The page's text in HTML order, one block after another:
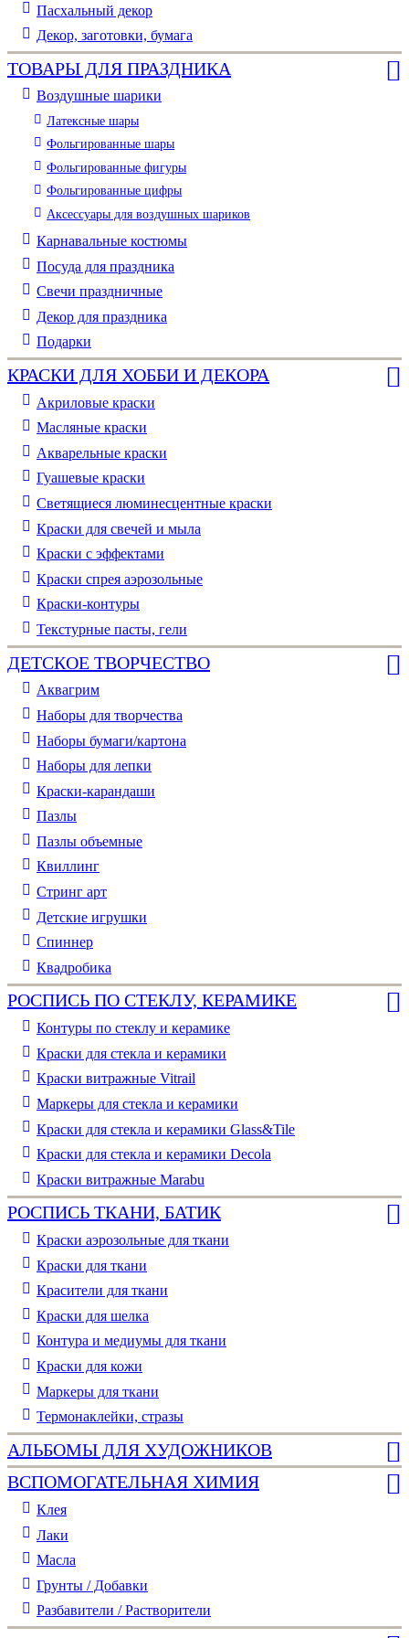
Пасхальный декор
Декор, заготовки, бумага
ТОВАРЫ ДЛЯ ПРАЗДНИКА
Воздушные шарики
Латексные шары
Фольгированные шары
Фольгированные фигуры
Фольгированные цифры
Аксессуары для воздушных шариков
Карнавальные костюмы
Посуда для праздника
Свечи праздничные
Декор для праздника
Подарки
КРАСКИ ДЛЯ ХОББИ И ДЕКОРА
Акриловые краски
Масляные краски
Акварельные краски
Гуашевые краски
Светящиеся люминесцентные краски
Краски для свечей и мыла
Краски с эффектами
Краски спрея аэрозольные
Краски-контуры
Текстурные пасты, гели
ДЕТСКОЕ ТВОРЧЕСТВО
Аквагрим
Наборы для творчества
Наборы бумаги/картона
Наборы для лепки
Краски-карандаши
Пазлы
Пазлы объемные
Квиллинг
Стринг арт
Детские игрушки
Спиннер
Квадробика
РОСПИСЬ ПО СТЕКЛУ, КЕРАМИКЕ
Контуры по стеклу и керамике
Краски для стекла и керамики
Краски витражные Vitrail
Маркеры для стекла и керамики
Краски для стекла и керамики Glass&Tile
Краски для стекла и керамики Decola
Краски витражные Marabu
РОСПИСЬ ТКАНИ, БАТИК
Краски аэрозольные для ткани
Краски для ткани
Красители для ткани
Краски для шелка
Контура и медиумы для ткани
Краски для кожи
Маркеры для ткани
Термонаклейки, стразы
АЛЬБОМЫ ДЛЯ ХУДОЖНИКОВ
ВСПОМОГАТЕЛЬНАЯ ХИМИЯ
Клея
Лаки
Масла
Грунты / Добавки
Разбавители / Растворители